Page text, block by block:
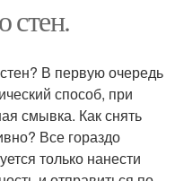
стен.
В первую очередь
способ, при
смывка. Как снять
Все гораздо
только нанести